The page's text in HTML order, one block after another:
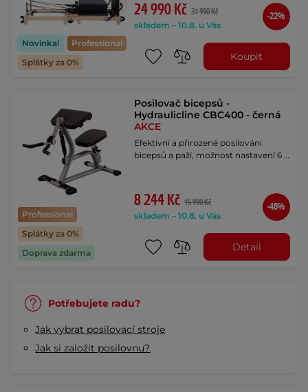
Novinka!
Professional
Splátky za 0%
24 990 Kč 31 990 Kč
skladem – 10.8. u Vás
-22%
Koupit
Professional
Splátky za 0%
Doprava zdarma
Posilovač bicepsů -
Hydraulicline CBC400 - černá
AKCE
Efektivní a přirozené posilování
bicepsů a paží, možnost nastavení 6 …
8 244 Kč 15 990 Kč
skladem – 10.8. u Vás
-48%
Detail
Potřebujete radu?
Jak vybrat posilovací stroje
Jak si založit posilovnu?